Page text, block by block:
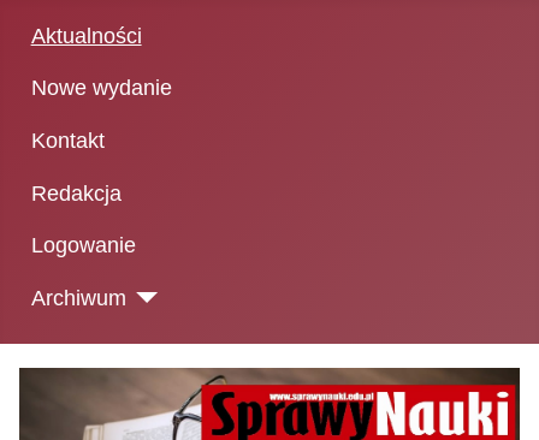
Aktualności
Nowe wydanie
Kontakt
Redakcja
Logowanie
Archiwum